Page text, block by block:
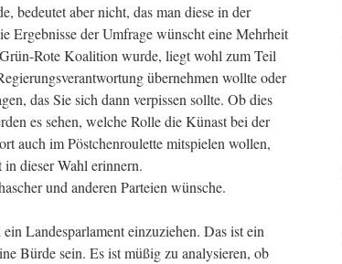
bedeutet aber nicht, das man diese in der
Ergebnisse der Umfrage wünscht eine Mehrheit
Rote Koalition wurde, liegt wohl zum Teil
übernehmen wollte oder
das Sie sich dann verpissen sollte. Ob dies
es sehen, welche Rolle die Künast bei der
auch im Pöstchenroulette mitspielen wollen,
dieser Wahl erinnern.
und anderen Parteien wünsche.
Landesparlament einzuziehen. Das ist ein
Bürde sein. Es ist müßig zu analysieren, ob